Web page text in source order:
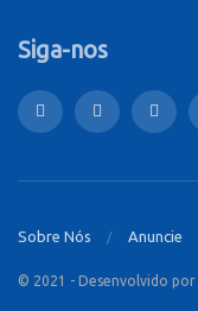
Siga-nos
Sobre Nós Anuncie
© 2021 - Desenvolvido por